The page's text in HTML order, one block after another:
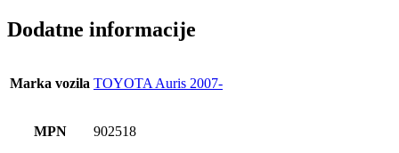
Dodatne informacije
Marka vozila TOYOTA Auris 2007-
MPN 902518